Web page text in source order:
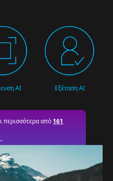
AI Εξέταση AI
περισσότερα από 161